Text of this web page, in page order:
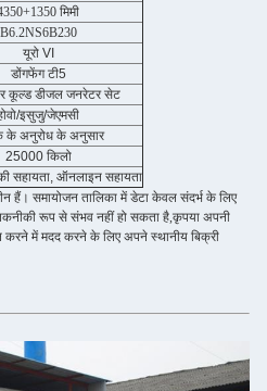
मिमी
B6.2NS6B230
यूरो VI
डोंगफेंग टी5
कूल्ड डीजल जनरेटर सेट
इसुजु/जेएमसी
के अनुरोध के अनुसार
25000 किलो
सहायता, ऑनलाइन सहायता
हैं। समायोजन तालिका में डेटा केवल संदर्भ के लिए
रूप से संभव नहीं हो सकता है,कृपया अपनी
में मदद करने के लिए अपने स्थानीय बिक्री